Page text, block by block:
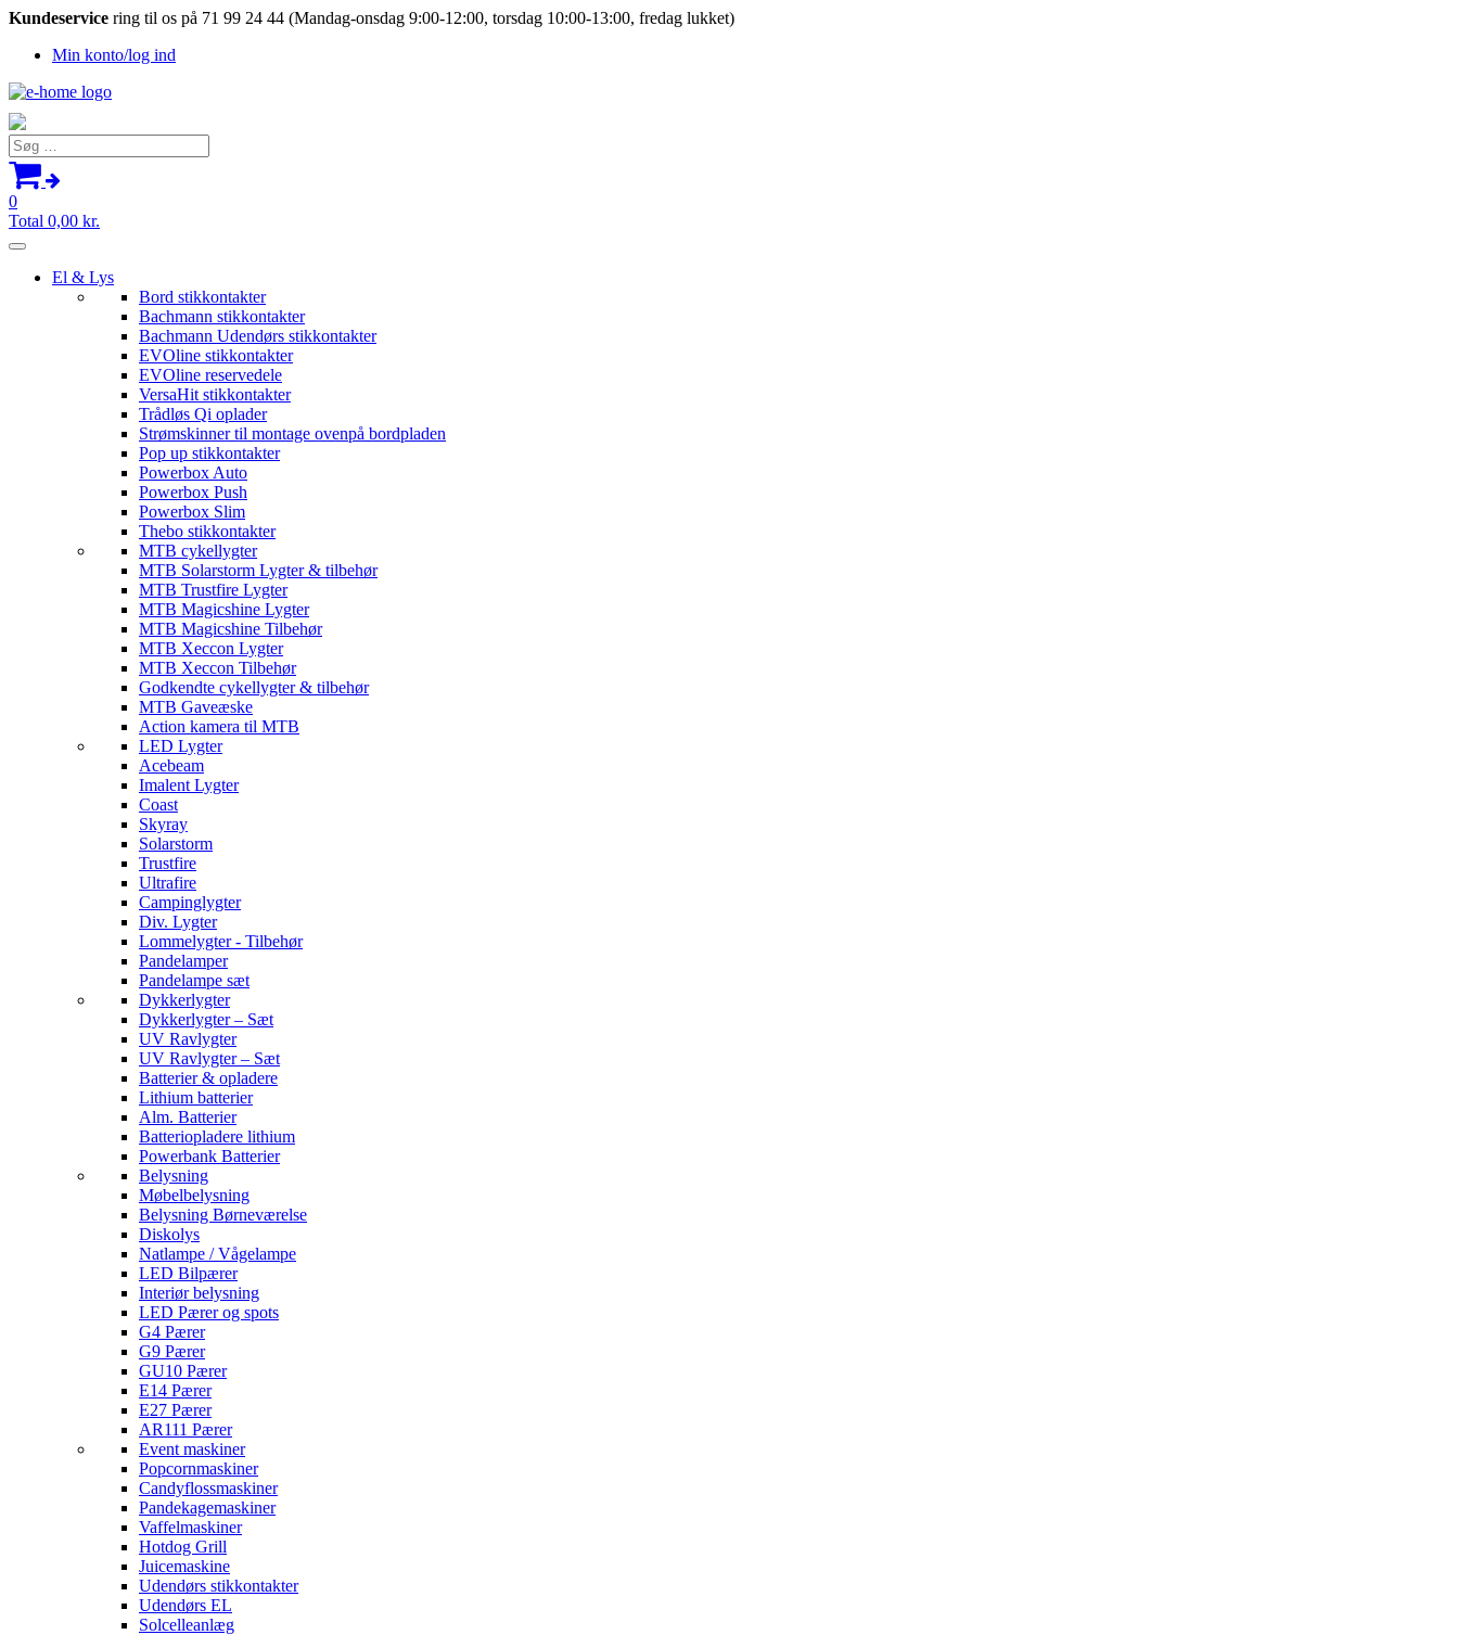
Kundeservice ring til os på 71 99 24 44 (Mandag-onsdag 9:00-12:00, torsdag 10:00-13:00, fredag lukket)
Min konto/log ind
Søg
efter:
0
Total 0,00 kr.
El & Lys
Bord stikkontakter
Bachmann stikkontakter
Bachmann Udendørs stikkontakter
EVOline stikkontakter
EVOline reservedele
VersaHit stikkontakter
Trådløs Qi oplader
Strømskinner til montage ovenpå bordpladen
Pop up stikkontakter
Powerbox Auto
Powerbox Push
Powerbox Slim
Thebo stikkontakter
MTB cykellygter
MTB Solarstorm Lygter & tilbehør
MTB Trustfire Lygter
MTB Magicshine Lygter
MTB Magicshine Tilbehør
MTB Xeccon Lygter
MTB Xeccon Tilbehør
Godkendte cykellygter & tilbehør
MTB Gaveæske
Action kamera til MTB
LED Lygter
Acebeam
Imalent Lygter
Coast
Skyray
Solarstorm
Trustfire
Ultrafire
Campinglygter
Div. Lygter
Lommelygter - Tilbehør
Pandelamper
Pandelampe sæt
Dykkerlygter
Dykkerlygter – Sæt
UV Ravlygter
UV Ravlygter – Sæt
Batterier & opladere
Lithium batterier
Alm. Batterier
Batteriopladere lithium
Powerbank Batterier
Belysning
Møbelbelysning
Belysning Børneværelse
Diskolys
Natlampe / Vågelampe
LED Bilpærer
Interiør belysning
LED Pærer og spots
G4 Pærer
G9 Pærer
GU10 Pærer
E14 Pærer
E27 Pærer
AR111 Pærer
Event maskiner
Popcornmaskiner
Candyflossmaskiner
Pandekagemaskiner
Vaffelmaskiner
Hotdog Grill
Juicemaskine
Udendørs stikkontakter
Udendørs EL
Solcelleanlæg